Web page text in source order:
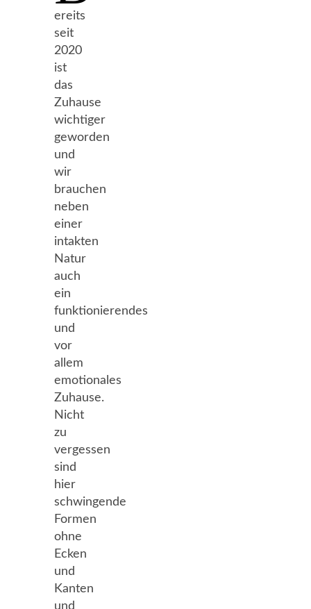
ereits
seit
2020
ist
das
Zuhause
wichtiger
geworden
und
wir
brauchen
neben
einer
intakten
Natur
auch
ein
funktionierendes
und
vor
allem
emotionales
Zuhause.
Nicht
zu
vergessen
sind
hier
schwingende
Formen
ohne
Ecken
und
Kanten
und